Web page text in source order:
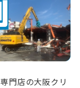
門店の大阪クリ